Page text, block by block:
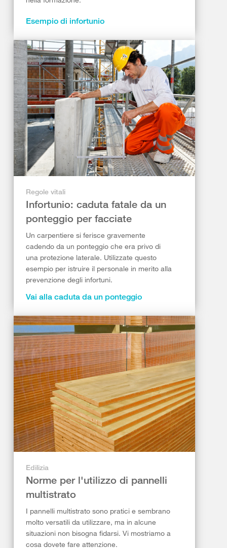
Esempio di infortunio
Regole vitali
Infortunio: caduta fatale da un
ponteggio per facciate
Un carpentiere si ferisce gravemente
cadendo da un ponteggio che era privo di
una protezione laterale. Utilizzate questo
esempio per istruire il personale in merito alla
prevenzione degli infortuni.
Vai alla caduta da un ponteggio
Edilizia
Norme per l'utilizzo di pannelli
multistrato
I pannelli multistrato sono pratici e sembrano
molto versatili da utilizzare, ma in alcune
situazioni non bisogna fidarsi. Vi mostriamo a
cosa dovete fare attenzione.